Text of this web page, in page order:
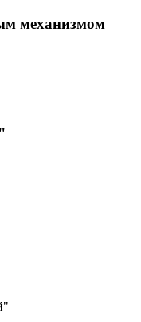
механизмом